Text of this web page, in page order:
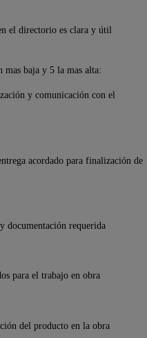
el directorio es clara y útil
baja y 5 la mas alta:
y comunicación con el
acordado para finalización de
documentación requerida
para el trabajo en obra
del producto en la obra